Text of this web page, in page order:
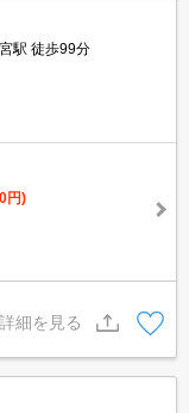
駅 徒歩99分
円)
詳細を見る